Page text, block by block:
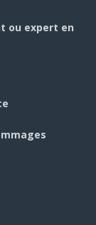
ou expert en